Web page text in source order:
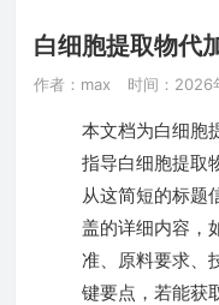
白细胞提取物代
作者：max 时间：2026
本文档为白细胞
指导白细胞提取
从这简短的标题
盖的详细内容，
准、原料要求、
键要点，若能获